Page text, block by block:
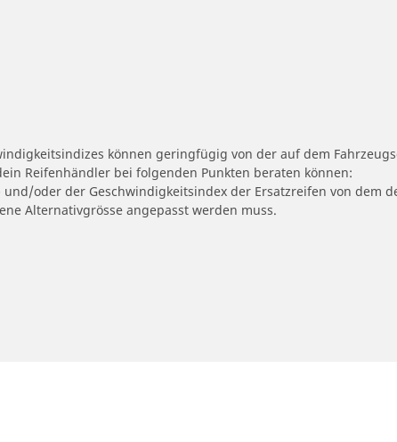
können geringfügig von der auf dem
Reifenhändler bei folgenden Punkten beraten können:
oder der Geschwindigkeitsindex der Ersatzreifen von dem
Alternativgrösse angepasst werden muss.